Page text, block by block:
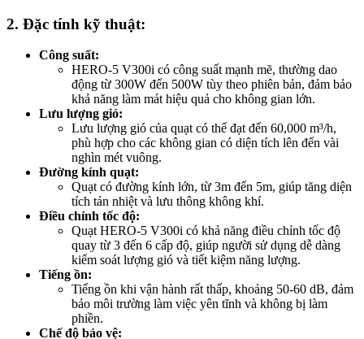
2. Đặc tính kỹ thuật:
Công suất:
HERO-5 V300i có công suất mạnh mẽ, thường dao
động từ 300W đến 500W tùy theo phiên bản, đảm bảo
khả năng làm mát hiệu quả cho không gian lớn.
Lưu lượng gió:
Lưu lượng gió của quạt có thể đạt đến 60,000 m³/h,
phù hợp cho các không gian có diện tích lên đến vài
nghìn mét vuông.
Đường kính quạt:
Quạt có đường kính lớn, từ 3m đến 5m, giúp tăng diện
tích tản nhiệt và lưu thông không khí.
Điều chỉnh tốc độ:
Quạt HERO-5 V300i có khả năng điều chỉnh tốc độ
quay từ 3 đến 6 cấp độ, giúp người sử dụng dễ dàng
kiểm soát lượng gió và tiết kiệm năng lượng.
Tiếng ồn:
Tiếng ồn khi vận hành rất thấp, khoảng 50-60 dB, đảm
bảo môi trường làm việc yên tĩnh và không bị làm
phiền.
Chế độ bảo vệ: